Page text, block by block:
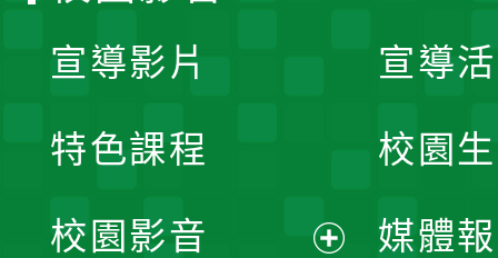
宣導
校園
媒體
宣導影片
特色課程
校園影音